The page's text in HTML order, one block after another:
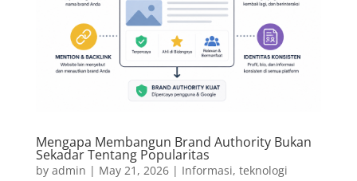
Mengapa Membangun Brand Authority Bukan
Sekadar Tentang Popularitas
by admin | May 21, 2026| Informasi, teknologi